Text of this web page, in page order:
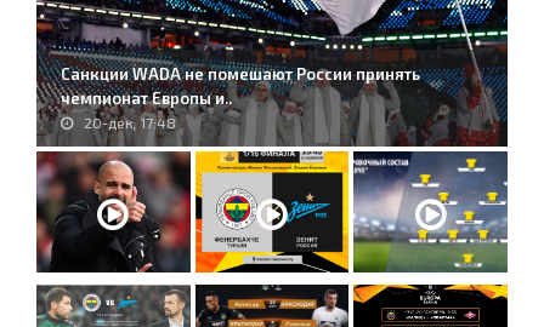
Санкции WADA не помешают России принять
чемпионат Европы и..
20-дек, 17:48